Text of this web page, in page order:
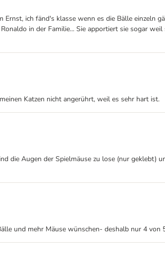
ich fänd's klasse wenn es die Bälle einzeln
in der Familie... Sie apportiert sie sogar
Katzen nicht angerührt, weil es sehr hart ist.
die Augen der Spielmäuse zu lose (nur geklebt)
und mehr Mäuse wünschen- deshalb nur 4 von